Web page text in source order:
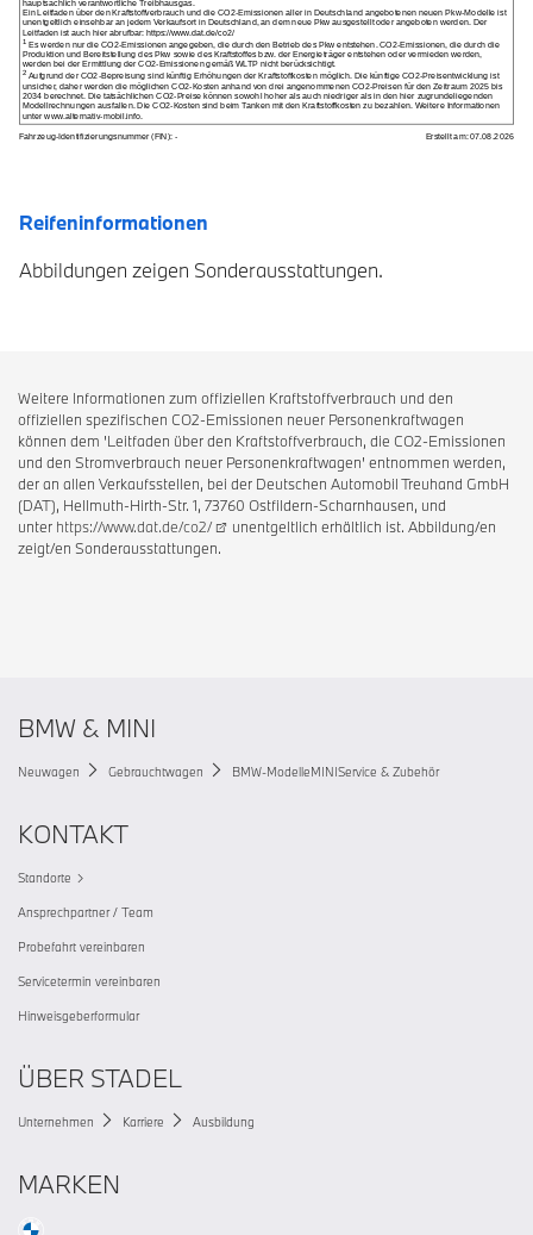
Reifeninformationen
Abbildungen zeigen Sonderausstattungen.
Weitere Informationen zum offiziellen Kraftstoffverbrauch und den
offiziellen spezifischen CO2-Emissionen neuer Personenkraftwagen
können dem 'Leitfaden über den Kraftstoffverbrauch, die CO2-Emissionen
und den Stromverbrauch neuer Personenkraftwagen' entnommen werden,
der an allen Verkaufsstellen, bei der Deutschen Automobil Treuhand GmbH
(DAT), Hellmuth-Hirth-Str. 1, 73760 Ostfildern-Scharnhausen, und
unter https://www.dat.de/co2/
unentgeltlich erhältlich ist. Abbildung/en
zeigt/en Sonderausstattungen.
BMW & MINI
Neuwagen Gebrauchtwagen BMW-ModelleMINIService & Zubehör
KONTAKT
Standorte
Ansprechpartner / Team
Probefahrt vereinbaren
Servicetermin vereinbaren
Hinweisgeberformular
ÜBER STADEL
Unternehmen Karriere Ausbildung
MARKEN